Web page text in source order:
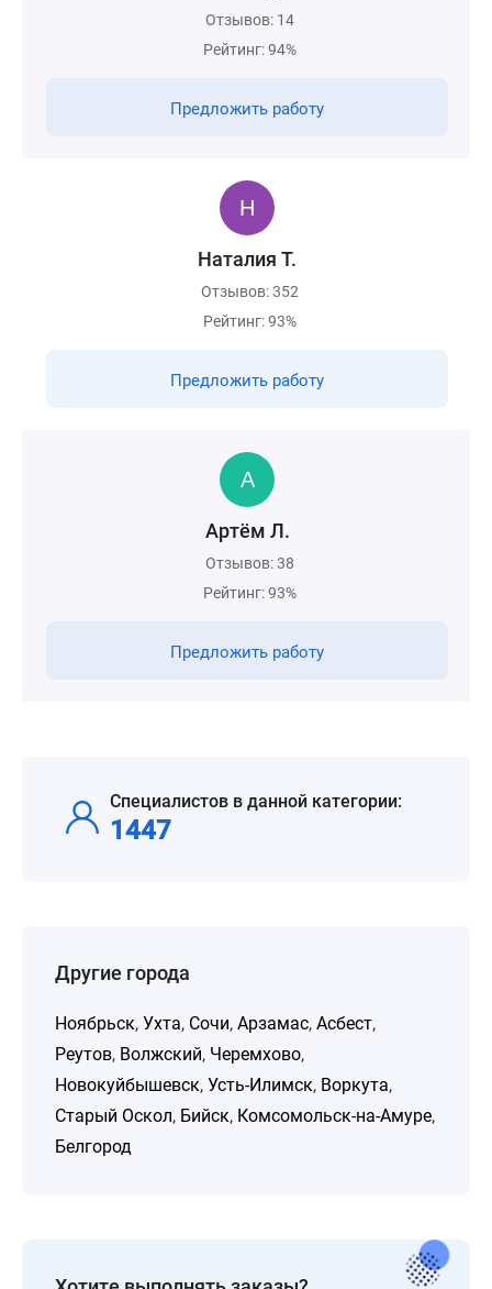
Отзывов: 14
Рейтинг: 94%
Предложить работу
Наталия Т.
Отзывов: 352
Рейтинг: 93%
Предложить работу
Артём Л.
Отзывов: 38
Рейтинг: 93%
Предложить работу
Специалистов в данной категории:
1447
Другие города
Ноябрьск, Ухта, Сочи, Арзамас, Асбест,
Реутов, Волжский, Черемхово,
Новокуйбышевск, Усть-Илимск, Воркута,
Старый Оскол, Бийск, Комсомольск-на-Амуре,
Белгород